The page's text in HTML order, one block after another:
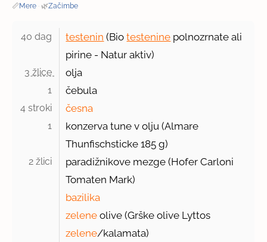
📏Mere · 🌿Začimbe
40 dag testenin (Biotestenine polnozrnate ali
pirine - Natur aktiv)
3 žlice olja
1 čebula
4 stroki česna
1
konzerva tune v olju (Almare
Thunfischsticke185 g)
2 žlici
paradižnikove mezge (Hofer Carloni
Tomaten Mark)
bazilika
zelene olive (Grške olive Lyttos
zelene/kalamata)